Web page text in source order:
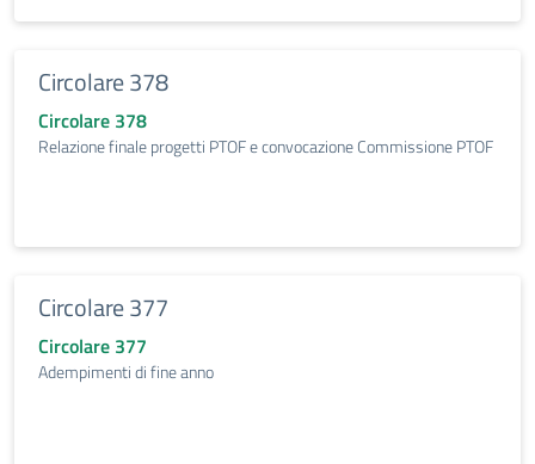
Circolare 378
Circolare 378
Relazione finale progetti PTOF e convocazione Commissione PTOF
Circolare 377
Circolare 377
Adempimenti di fine anno